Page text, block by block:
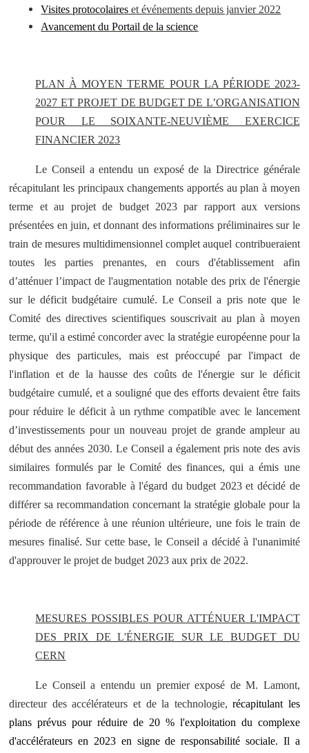
Visites protocolaires et événements depuis janvier 2022
Avancement du Portail de la science
PLAN À MOYEN TERME POUR LA PÉRIODE 2023-
2027 ET PROJET DE BUDGET DE L’ORGANISATION
POUR LE SOIXANTE-NEUVIÈME EXERCICE
FINANCIER 2023
Le Conseil a entendu un exposé de la Directrice générale
récapitulant les principaux changements apportés au plan à moyen
terme et au projet de budget 2023 par rapport aux versions
présentées en juin, et donnant des informations préliminaires sur le
train de mesures multidimensionnel complet auquel contribueraient
toutes les parties prenantes, en cours d'établissement afin
d’atténuer l’impact de l'augmentation notable des prix de l'énergie
sur le déficit budgétaire cumulé. Le Conseil a pris note que le
Comité des directives scientifiques souscrivait au plan à moyen
terme, qu'il a estimé concorder avec la stratégie européenne pour la
physique des particules, mais est préoccupé par l'impact de
l'inflation et de la hausse des coûts de l'énergie sur le déficit
budgétaire cumulé, et a souligné que des efforts devaient être faits
pour réduire le déficit à un rythme compatible avec le lancement
d’investissements pour un nouveau projet de grande ampleur au
début des années 2030. Le Conseil a également pris note des avis
similaires formulés par le Comité des finances, qui a émis une
recommandation favorable à l'égard du budget 2023 et décidé de
différer sa recommandation concernant la stratégie globale pour la
période de référence à une réunion ultérieure, une fois le train de
mesures finalisé. Sur cette base, le Conseil a décidé à l'unanimité
d'approuver le projet de budget 2023 aux prix de 2022.
MESURES POSSIBLES POUR ATTÉNUER L'IMPACT
DES PRIX DE L'ÉNERGIE SUR LE BUDGET DU
CERN
Le Conseil a entendu un premier exposé de M. Lamont,
directeur des accélérateurs et de la technologie, récapitulant les
plans prévus pour réduire de 20 % l'exploitation du complexe
d'accélérateurs en 2023 en signe de responsabilité sociale. Il a